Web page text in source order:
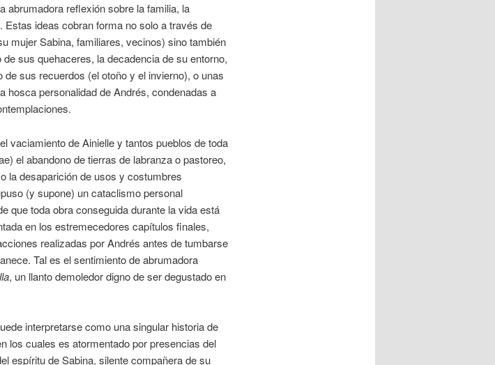
abrumadora reflexión sobre la familia, la
ideas cobran forma no solo a través de
mujer Sabina, familiares, vecinos) sino también
sus quehaceres, la decadencia de su entorno,
sus recuerdos (el otoño y el invierno), o unas
hosca personalidad de Andrés, condenadas a
vaciamiento de Ainielle y tantos pueblos de toda
el abandono de tierras de labranza o pastoreo,
la desaparición de usos y costumbres
(y supone) un cataclismo personal
que toda obra conseguida durante la vida está
en los estremecedores capítulos finales,
realizadas por Andrés antes de tumbarse
Tal es el sentimiento de abrumadora
, un llanto demoledor digno de ser degustado en
interpretarse como una singular historia de
los cuales es atormentado por presencias del
espíritu de Sabina, silente compañera de su